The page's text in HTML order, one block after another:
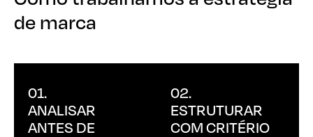
de marca
de marca
02.
ESTRUTURAR
COM CRITÉRIO
01.
ANALISAR
ANTES DE